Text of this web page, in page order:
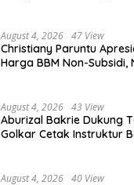
August 4, 2026 47 View
Christiany Paruntu
Harga BBM Non-Subsidi,
August 4, 2026 43 View
Aburizal Bakrie Dukung
Golkar Cetak Instruktur
August 4, 2026 40 View